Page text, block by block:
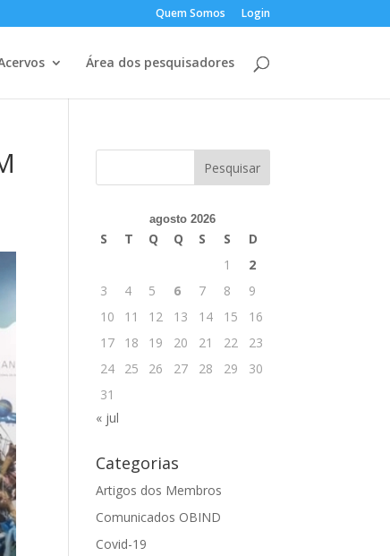
Quem Somos Login
Área dos pesquisadores
agosto 2026
S T Q Q S S
D
1
2
3
4 5 6 7 8
9
10
11 12 13 14 15
16
17
18 19 20 21 22
23
24
25 26 27 28 29
30
31
« jul
Categorias
Artigos dos Membros
Comunicados OBIND
Covid-19